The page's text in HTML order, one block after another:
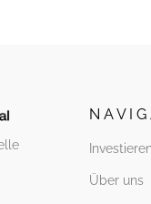
N A V I
Über uns